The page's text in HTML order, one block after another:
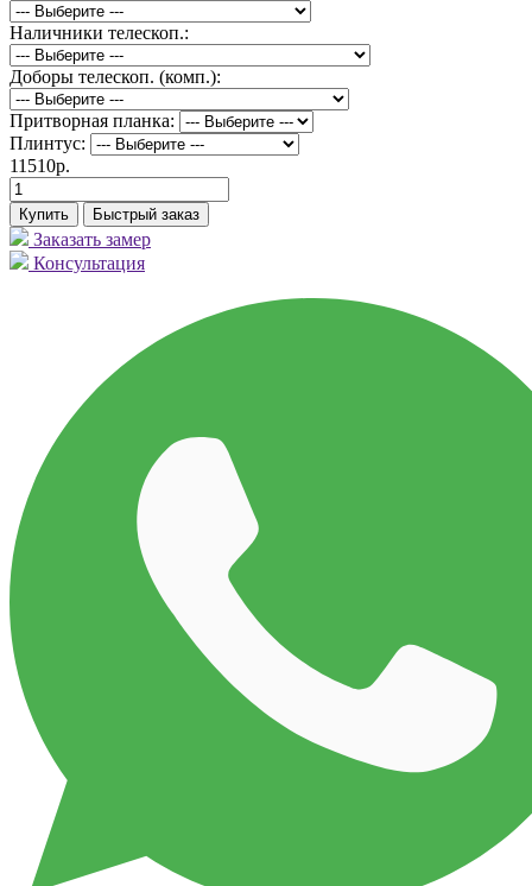
Наличники телескоп.:
Доборы телескоп. (комп.):
Притворная планка:
Плинтус:
11510р.
Купить Быстрый заказ
Заказать замер
Консультация